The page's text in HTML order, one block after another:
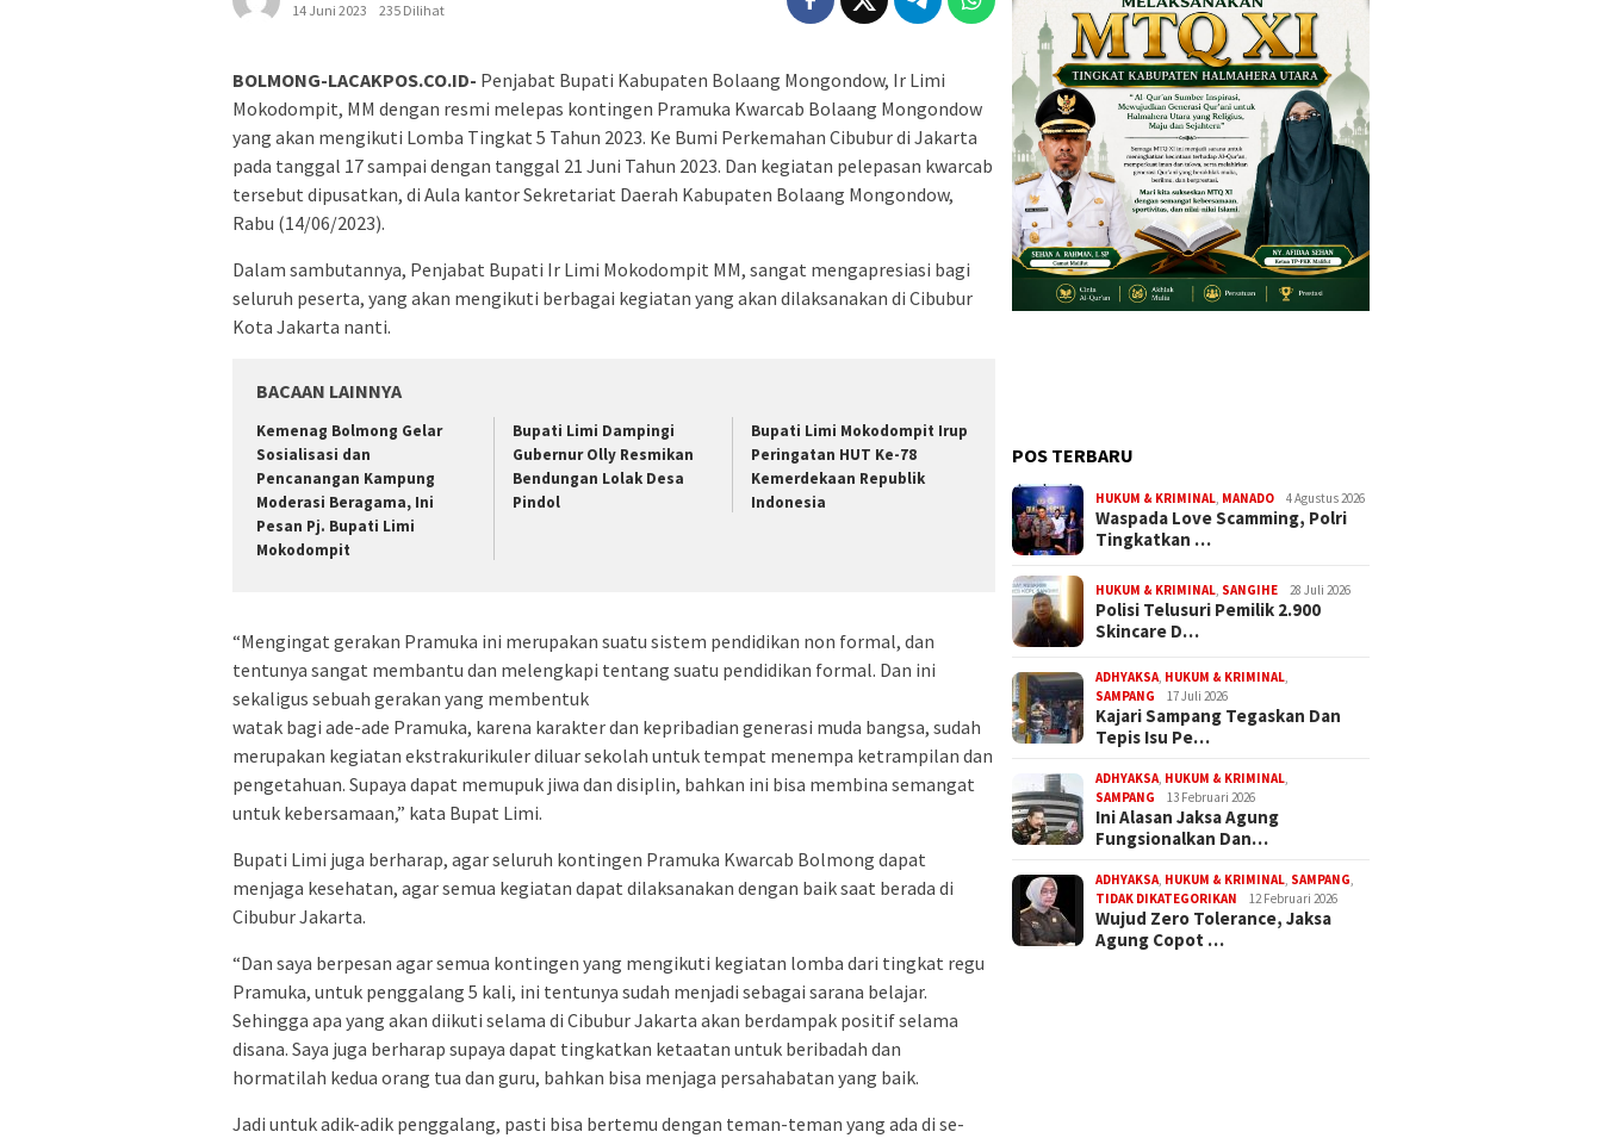
14 Juni 2023
235 Dilihat
BOLMONG-LACAKPOS.CO.ID- Penjabat Bupati Kabupaten Bolaang Mongondow, Ir Limi
Mokodompit, MM dengan resmi melepas kontingen Pramuka Kwarcab Bolaang Mongondow
yang akan mengikuti Lomba Tingkat 5 Tahun 2023. Ke Bumi Perkemahan Cibubur di Jakarta
pada tanggal 17 sampai dengan tanggal 21 Juni Tahun 2023. Dan kegiatan pelepasan kwarcab
tersebut dipusatkan, di Aula kantor Sekretariat Daerah Kabupaten Bolaang Mongondow,
Rabu (14/06/2023).
Dalam sambutannya, Penjabat Bupati Ir Limi Mokodompit MM, sangat mengapresiasi bagi
seluruh peserta, yang akan mengikuti berbagai kegiatan yang akan dilaksanakan di Cibubur
Kota Jakarta nanti.
BACAAN LAINNYA
Kemenag Bolmong Gelar
Sosialisasi dan
Pencanangan Kampung
Moderasi Beragama, Ini
Pesan Pj. Bupati Limi
Mokodompit
Bupati Limi Dampingi
Gubernur Olly Resmikan
Bendungan Lolak Desa
Pindol
Bupati Limi Mokodompit Irup
Peringatan HUT Ke-78
Kemerdekaan Republik
Indonesia
“Mengingat gerakan Pramuka ini merupakan suatu sistem pendidikan non formal, dan
tentunya sangat membantu dan melengkapi tentang suatu pendidikan formal. Dan ini
sekaligus sebuah gerakan yang membentuk
watak bagi ade-ade Pramuka, karena karakter dan kepribadian generasi muda bangsa, sudah
merupakan kegiatan ekstrakurikuler diluar sekolah untuk tempat menempa ketrampilan dan
pengetahuan. Supaya dapat memupuk jiwa dan disiplin, bahkan ini bisa membina semangat
untuk kebersamaan,” kata Bupat Limi.
Bupati Limi juga berharap, agar seluruh kontingen Pramuka Kwarcab Bolmong dapat
menjaga kesehatan, agar semua kegiatan dapat dilaksanakan dengan baik saat berada di
Cibubur Jakarta.
“Dan saya berpesan agar semua kontingen yang mengikuti kegiatan lomba dari tingkat regu
Pramuka, untuk penggalang 5 kali, ini tentunya sudah menjadi sebagai sarana belajar.
Sehingga apa yang akan diikuti selama di Cibubur Jakarta akan berdampak positif selama
disana. Saya juga berharap supaya dapat tingkatkan ketaatan untuk beribadah dan
hormatilah kedua orang tua dan guru, bahkan bisa menjaga persahabatan yang baik.
Jadi untuk adik-adik penggalang, pasti bisa bertemu dengan teman-teman yang ada di se-
POS TERBARU
HUKUM & KRIMINAL, MANADO 4 Agustus 2026
Waspada Love Scamming, Polri
Tingkatkan …
HUKUM & KRIMINAL, SANGIHE 28 Juli 2026
Polisi Telusuri Pemilik 2.900
Skincare D…
ADHYAKSA, HUKUM & KRIMINAL,
SAMPANG
17 Juli 2026
Kajari Sampang Tegaskan Dan
Tepis Isu Pe…
ADHYAKSA, HUKUM & KRIMINAL,
SAMPANG
13 Februari 2026
Ini Alasan Jaksa Agung
Fungsionalkan Dan…
ADHYAKSA, HUKUM & KRIMINAL, SAMPANG,
TIDAK DIKATEGORIKAN
12 Februari 2026
Wujud Zero Tolerance, Jaksa
Agung Copot …